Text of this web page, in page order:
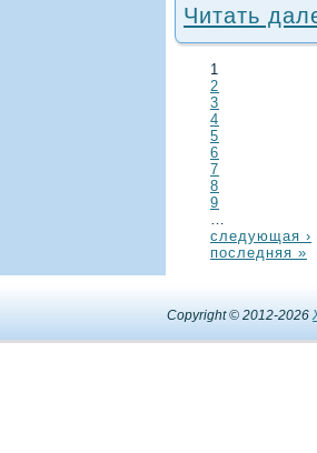
Читать
1
2
3
4
5
6
7
8
9
следующая ›
последняя »
Copyright © 2012-2026